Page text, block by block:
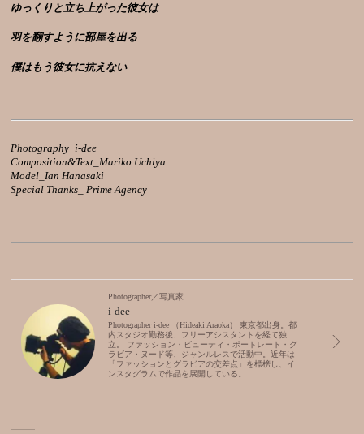
ゆっくりと立ち上がった彼女は
羽を翻すように部屋を出る
僕はもう彼女に抗えない
Photography_i-dee
Composition&Text_Mariko Uchiya
Model_Ian Hanasaki
Special Thanks_ Prime Agency
Photographer／写真家
i-dee
Photographer i-dee （Hideaki Araoka） 東京都出身。都
内スタジオ勤務後、フリーアシスタントを経て独
立。 ファッション・ビューティ・ポートレート・グ
ラビア・ヌード等、ジャンルレスで活動中。近年は
「ファッションとグラビアの交差点」を標榜し、イ
ンスタグラムで作品を展開している。